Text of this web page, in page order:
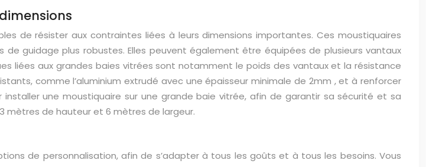
de résister aux contraintes liées à leurs dimensions importantes. Ces moustiquaires
guidage plus robustes. Elles peuvent également être équipées de plusieurs vantaux
liées aux grandes baies vitrées sont notamment le poids des vantaux et la résistance
comme l’aluminium extrudé avec une épaisseur minimale de 2mm , et à renforcer
une moustiquaire sur une grande baie vitrée, afin de garantir sa sécurité et sa
3 mètres de hauteur et 6 mètres de largeur.
de personnalisation, afin de s’adapter à tous les goûts et à tous les besoins. Vous